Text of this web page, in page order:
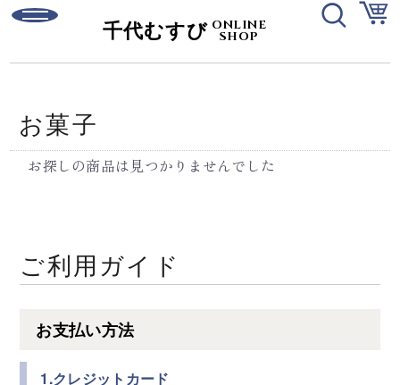
ご利用ガイド
日本酒
千代むすび ONLINE
SHOP
お菓子
お探しの商品は見つかりませんでした
ご利用ガイド
お支払い方法
1.クレジットカード